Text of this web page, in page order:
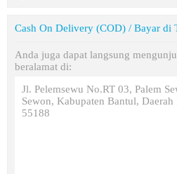
Cash On Delivery (COD) / Bayar di
Anda juga dapat langsung
beralamat di:
Jl. Pelemsewu No.RT 03, Palem
Sewon, Kabupaten Bantul,
55188